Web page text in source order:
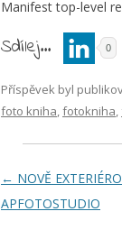
Manifest top-level
Sdílej... 0
Příspěvek byl
foto kniha,fotokniha,
Navigace pro
← NOVĚ
APFOTOSTUDIO